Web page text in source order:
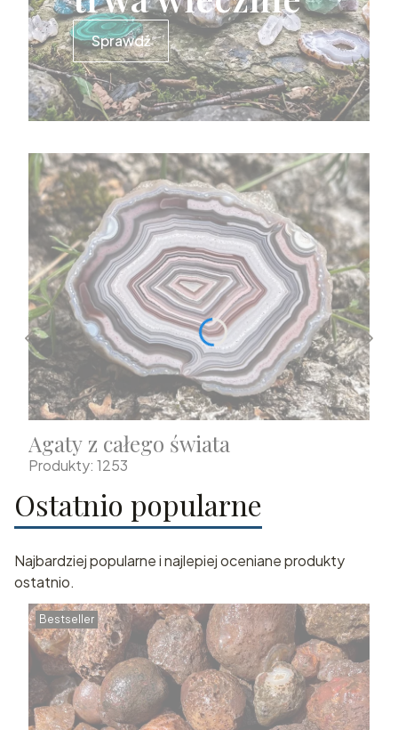
Sprawdź
Agaty z całego świata
Produkty: 1253
Ostatnio popularne
Najbardziej popularne i najlepiej oceniane produkty
ostatnio.
Bestseller